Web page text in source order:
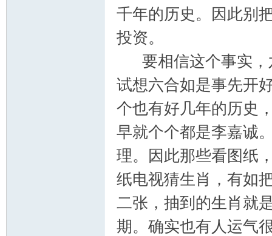
千年的历史。因此别
投资。
要相信这个事实，
试想六合如是事先开
个也有好几年的历史
早就个个都是李嘉诚
理。因此那些看图纸
纸电视猜生肖，有如
二张，抽到的生肖就
期。确实也有人运气